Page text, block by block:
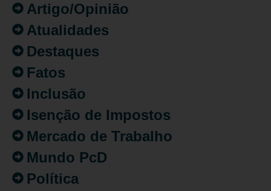
Artigo/Opinião
Atualidades
Destaques
Fatos
Inclusão
Isenção de Impostos
Mercado de Trabalho
Mundo PcD
Política